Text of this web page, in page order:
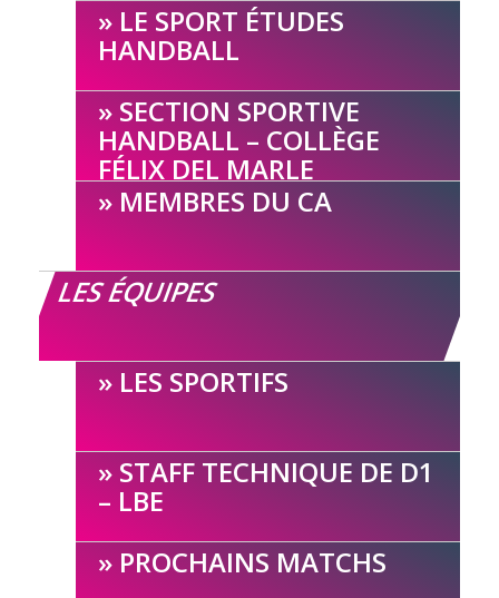
LE SPORT ÉTUDES
HANDBALL
SECTION SPORTIVE
HANDBALL – COLLÈGE
FÉLIX DEL MARLE
MEMBRES DU CA
LES ÉQUIPES
LES SPORTIFS
STAFF TECHNIQUE DE D1
– LBE
PROCHAINS MATCHS